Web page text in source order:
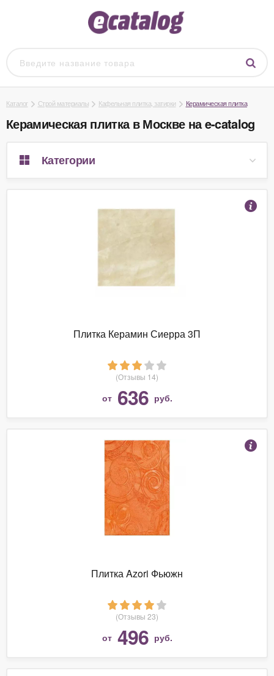
Каталог Строй материалы Кафельная плитка, затирки Керамическая плитка
Керамическая плитка в Москве на e-catalog
Категории
Плитка Керамин Сиерра 3П
(Отзывы 14)
от 636 руб.
Плитка Azori Фьюжн
(Отзывы 23)
от 496 руб.